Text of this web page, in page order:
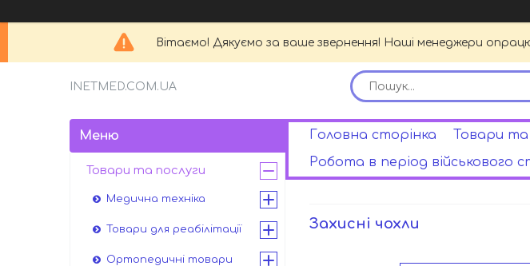
Вітаємо! Дякуємо за ваше звернення! Наші менеджери
INETMED.COM.UA
Головна сторінка Товари та
Робота в період військового
Захисні чохли
Товари та послуги
Медична техніка
Товари для реабілітації
Ортопедичні товари